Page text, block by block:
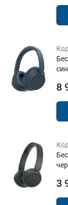
8
3